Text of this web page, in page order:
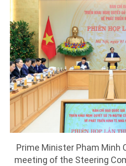
Prime Minister Pham Minh
meeting of the Steering